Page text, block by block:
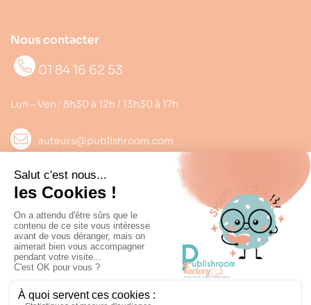
Nous contacter
01 84 16 62 53
Lun – Ven : 8h30 à 12h / 13h30 à 17h
auteurs@publishroom.com
Informations 
Suivez nous
Copyright © 2022 Publishroom